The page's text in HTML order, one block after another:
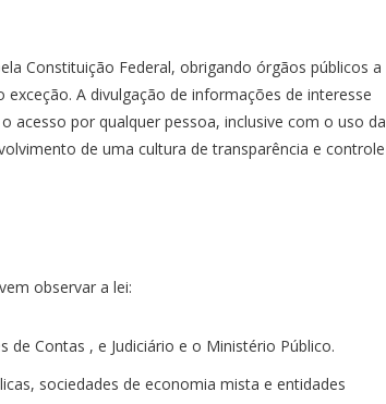
Constituição Federal, obrigando órgãos públicos a
A divulgação de informações de interesse
acesso por qualquer pessoa, inclusive com o uso da
de uma cultura de transparência e controle
observar a lei:
de Contas , e Judiciário e o Ministério Público.
sociedades de economia mista e entidades